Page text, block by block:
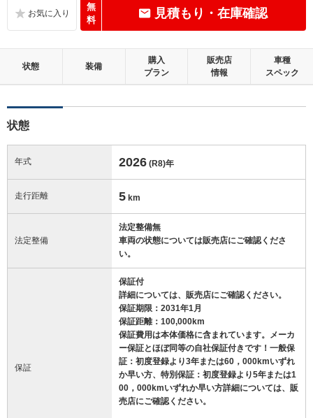
無
料
見積もり・在庫確認
状態 装備
購入
プラン
販売店
情報
車種
スペック
状態
年式 2026 (R8)年
走行距離 5 km
法定整備
法定整備無
車両の状態については販売店にご確認くださ
い。
保証
保証付
詳細については、販売店にご確認ください。
保証期限：2031年1月
保証距離：100,000km
保証費用は本体価格に含まれています。メーカ
ー保証とほぼ同等の自社保証付きです！一般保
証：初度登録より3年または60，000kmいずれ
か早い方、特別保証：初度登録より5年または1
00，000kmいずれか早い方詳細については、販
売店にご確認ください。